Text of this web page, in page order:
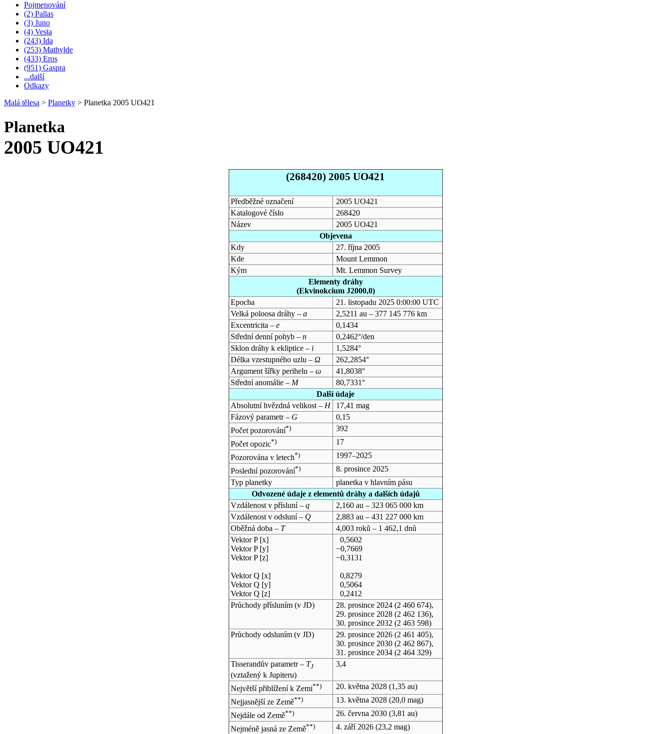
Pojmenování
(2) Pallas
(3) Juno
(4) Vesta
(243) Ida
(253) Mathylde
(433) Eros
(951) Gaspra
...další
Odkazy
Malá tělesa > Planetky > Planetka 2005 UO421
Planetka
2005 UO421
(268420) 2005 UO421
Předběžné označení
2005 UO421
Katalogové číslo
268420
Název
2005 UO421
Objevena
Kdy
27. října 2005
Kde
Mount Lemmon
Kým
Mt. Lemmon Survey
Elementy dráhy
(Ekvinokcium J2000,0)
Epocha
21. listopadu 2025 0:00:00 UTC
Velká poloosa dráhy – a
2,5211 au – 377 145 776 km
Excentricita – e
0,1434
Střední denní pohyb – n
0,2462°/den
Sklon dráhy k ekliptice – i
1,5284°
Délka vzestupného uzlu – Ω
262,2854°
Argument šířky perihelu – ω
41,8038°
Střední anomálie – M
80,7331°
Další údaje
Absolutní hvězdná velikost – H
17,41 mag
Fázový parametr – G
0,15
Počet pozorování*)
392
Počet opozic*)
17
Pozorována v letech*)
1997–2025
Poslední pozorování*)
8. prosince 2025
Typ planetky
planetka v hlavním pásu
Odvozené údaje z elementů dráhy a dalších údajů
Vzdálenost v přísluní – q
2,160 au – 323 065 000 km
Vzdálenost v odsluní – Q
2,883 au – 431 227 000 km
Oběžná doba – T
4,003 roků – 1 462,1 dnů
Vektor P [x]
Vektor P [y]
Vektor P [z]
Vektor Q [x]
Vektor Q [y]
Vektor Q [z]
0,5602
−0,7669
−0,3131
0,8279
0,5064
0,2412
Průchody přísluním (v JD) 28. prosince 2024(2 460 674),
29. prosince 2028(2 462 136),
30. prosince 2032 (2 463 598)
Průchody odsluním (v JD) 29. prosince 2026(2 461 405),
30. prosince 2030(2 462 867),
31. prosince 2034(2 464 329)
Tisserandův parametr – TJ
(vztažený k Jupiteru)
3,4
Největší přiblížení k Zemi**) 20. května 2028(1,35 au)
Nejjasnější ze Země**) 13. května 2028(20,0 mag)
Nejdále od Země**) 26. června 2030(3,81 au)
Nejméně jasná ze Země**) 4. září 2026(23,2 mag)